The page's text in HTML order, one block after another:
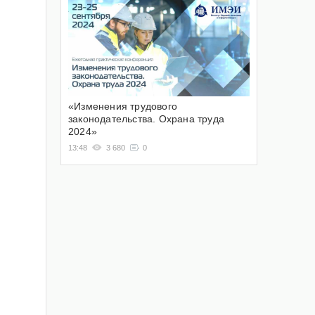
«Изменения трудового
законодательства. Охрана труда
2024»
13:48 3 680 0